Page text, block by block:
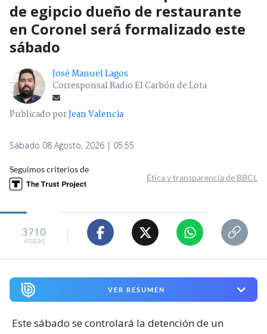
de egipcio dueño de restaurante
en Coronel será formalizado este
sábado
José Manuel Lagos
Corresponsal Radio El Carbón de Lota
Publicado porJean Valencia
Sábado 08 Agosto, 2026 | 05:55
Seguimos criterios de
Ética y transparencia de BBCL
3710
visitas
VER RESUMEN
Este sábado se controlará la detención de un